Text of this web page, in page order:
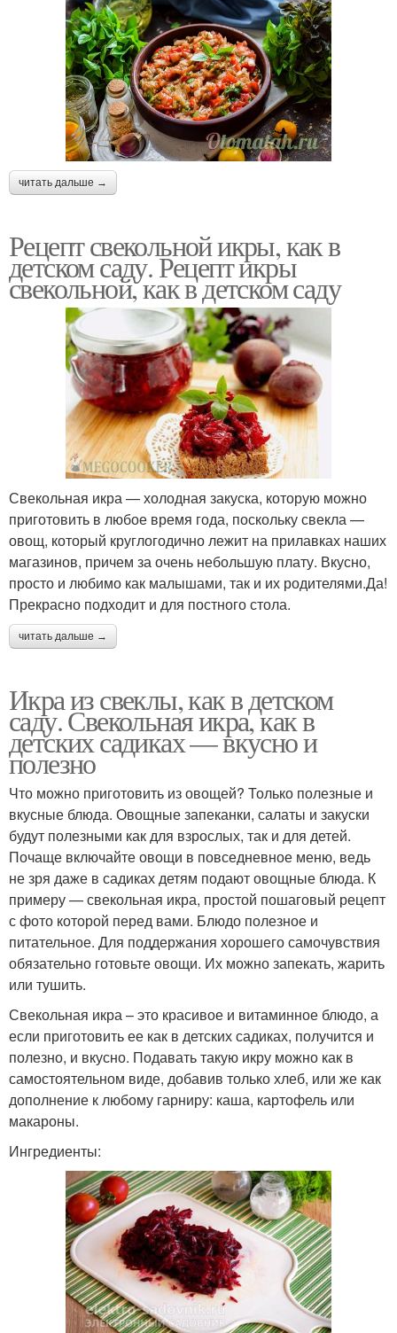
читать дальше →
Рецепт свекольной икры, как в
детском саду. Рецепт икры
свекольной, как в детском саду
Свекольная икра — холодная закуска, которую можно
приготовить в любое время года, поскольку свекла —
овощ, который круглогодично лежит на прилавках наших
магазинов, причем за очень небольшую плату. Вкусно,
просто и любимо как малышами, так и их родителями.Да!
Прекрасно подходит и для постного стола.
читать дальше →
Икра из свеклы, как в детском
саду. Свекольная икра, как в
детских садиках — вкусно и
полезно
Что можно приготовить из овощей? Только полезные и
вкусные блюда. Овощные запеканки, салаты и закуски
будут полезными как для взрослых, так и для детей.
Почаще включайте овощи в повседневное меню, ведь
не зря даже в садиках детям подают овощные блюда. К
примеру — свекольная икра, простой пошаговый рецепт
с фото которой перед вами. Блюдо полезное и
питательное. Для поддержания хорошего самочувствия
обязательно готовьте овощи. Их можно запекать, жарить
или тушить.
Свекольная икра – это красивое и витаминное блюдо, а
если приготовить ее как в детских садиках, получится и
полезно, и вкусно. Подавать такую икру можно как в
самостоятельном виде, добавив только хлеб, или же как
дополнение к любому гарниру: каша, картофель или
макароны.
Ингредиенты: